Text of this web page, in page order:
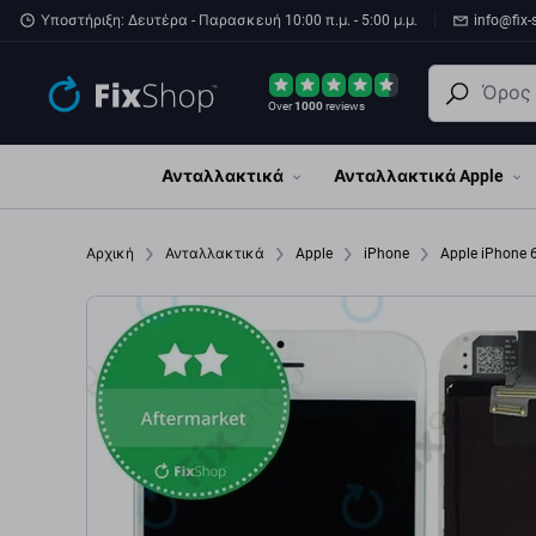
Παράβλεψη στο κύριο περιεχόμενο
Υποστήριξη: Δευτέρα - Παρασκευή 10:00 π.μ. - 5:00 μ.μ. info@fix-
Over1000reviews
Ανταλλακτικά Ανταλλακτικά Apple
Αρχική Ανταλλακτικά Apple iPhone Apple iPhone 6